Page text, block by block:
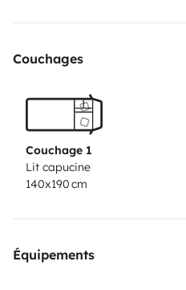
Couchages
Couchage 1
Lit capucine
140x190 cm
Équipements